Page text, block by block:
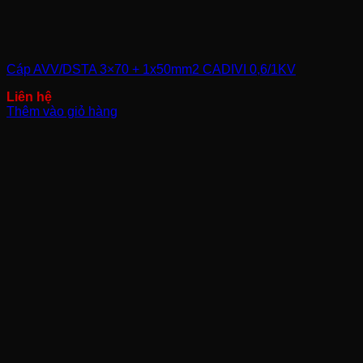
Cáp AVV/DSTA 3×70 + 1x50mm2 CADIVI 0,6/1KV
Thêm vào giỏ hàng